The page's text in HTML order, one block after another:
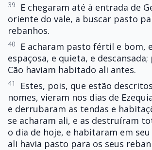
39
E chegaram até à entrada de
oriente do vale, a buscar pasto
rebanhos.
40
E acharam pasto fértil e bom,
espaçosa, e quieta, e
Cão haviam habitado ali antes.
41
Estes, pois, que estão
nomes, vieram nos dias de
e derrubaram as tendas e
se acharam ali, e as destruíram
o dia de hoje, e habitaram em
ali havia pasto para os seus